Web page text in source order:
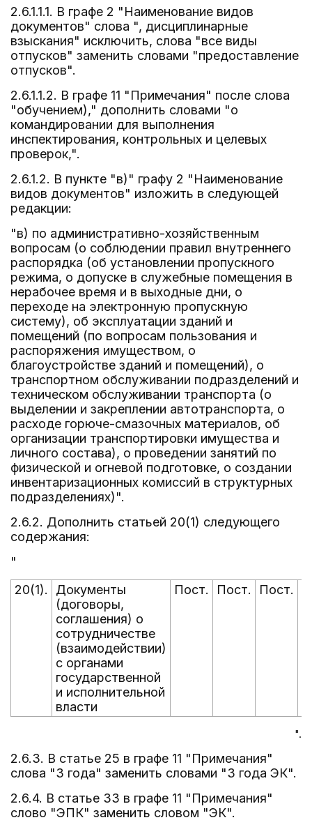
2.6.1.1.1. В графе 2 "Наименование видов
документов" слова ", дисциплинарные
взыскания" исключить, слова "все виды
отпусков" заменить словами "предоставление
отпусков".
2.6.1.1.2. В графе 11 "Примечания" после слова
"обучением)," дополнить словами "о
командировании для выполнения
инспектирования, контрольных и целевых
проверок,".
2.6.1.2. В пункте "в)" графу 2 "Наименование
видов документов" изложить в следующей
редакции:
"в) по административно-хозяйственным
вопросам (о соблюдении правил внутреннего
распорядка (об установлении пропускного
режима, о допуске в служебные помещения в
нерабочее время и в выходные дни, о
переходе на электронную пропускную
систему), об эксплуатации зданий и
помещений (по вопросам пользования и
распоряжения имуществом, о
благоустройстве зданий и помещений), о
транспортном обслуживании подразделений и
техническом обслуживании транспорта (о
выделении и закреплении автотранспорта, о
расходе горюче-смазочных материалов, об
организации транспортировки имущества и
личного состава), о проведении занятий по
физической и огневой подготовке, о создании
инвентаризационных комиссий в структурных
подразделениях)".
2.6.2. Дополнить статьей 20(1) следующего
содержания:
"
20(1).
Документы
(договоры,
соглашения) о
сотрудничестве
(взаимодействии)
с органами
государственной
и исполнительной
власти
Пост. Пост. Пост.
".
2.6.3. В статье 25 в графе 11 "Примечания"
слова "3 года" заменить словами "3 года ЭК".
2.6.4. В статье 33 в графе 11 "Примечания"
слово "ЭПК" заменить словом "ЭК".